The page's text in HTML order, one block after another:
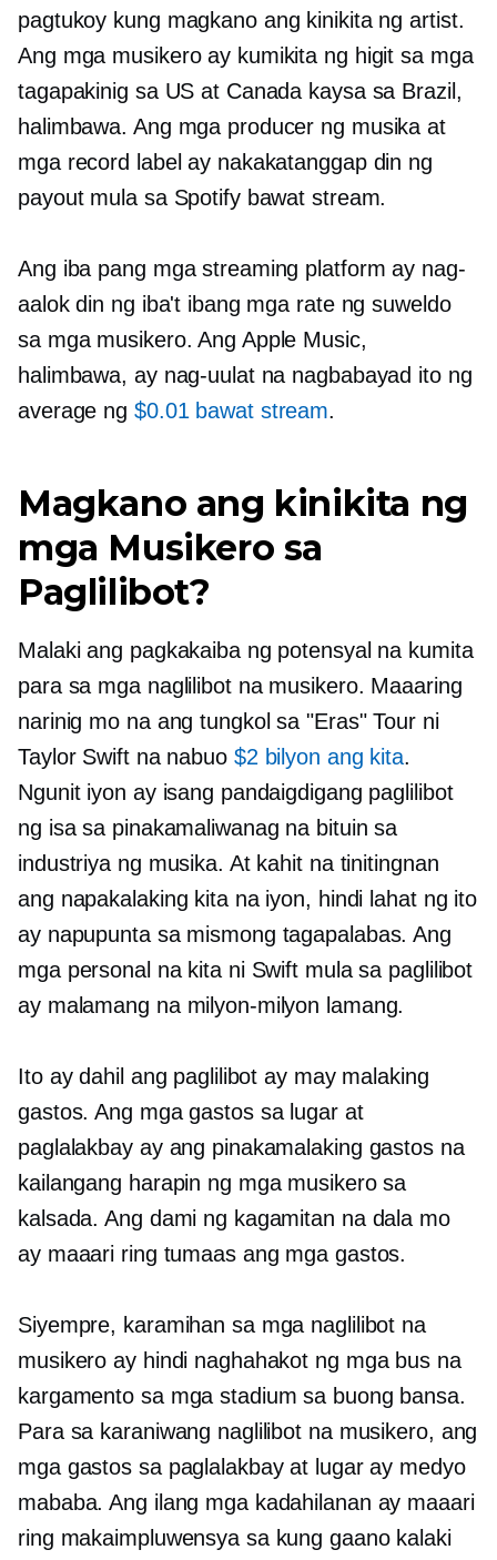
pagtukoy kung magkano ang kinikita ng artist.
Ang mga musikero ay kumikita ng higit sa mga
tagapakinig sa US at Canada kaysa sa Brazil,
halimbawa. Ang mga producer ng musika at
mga record label ay nakakatanggap din ng
payout mula sa Spotify bawat stream.
Ang iba pang mga streaming platform ay nag-
aalok din ng iba't ibang mga rate ng suweldo
sa mga musikero. Ang Apple Music,
halimbawa, ay nag-uulat na nagbabayad ito ng
average ng $0.01 bawat stream.
Magkano ang kinikita ng
mga Musikero sa
Paglilibot?
Malaki ang pagkakaiba ng potensyal na kumita
para sa mga naglilibot na musikero. Maaaring
narinig mo na ang tungkol sa "Eras" Tour ni
Taylor Swift na nabuo $2 bilyon ang kita.
Ngunit iyon ay isang pandaigdigang paglilibot
ng isa sa pinakamaliwanag na bituin sa
industriya ng musika. At kahit na tinitingnan
ang napakalaking kita na iyon, hindi lahat ng ito
ay napupunta sa mismong tagapalabas. Ang
mga personal na kita ni Swift mula sa paglilibot
ay malamang na milyon-milyon lamang.
Ito ay dahil ang paglilibot ay may malaking
gastos. Ang mga gastos sa lugar at
paglalakbay ay ang pinakamalaking gastos na
kailangang harapin ng mga musikero sa
kalsada. Ang dami ng kagamitan na dala mo
ay maaari ring tumaas ang mga gastos.
Siyempre, karamihan sa mga naglilibot na
musikero ay hindi naghahakot ng mga bus na
kargamento sa mga stadium sa buong bansa.
Para sa karaniwang naglilibot na musikero, ang
mga gastos sa paglalakbay at lugar ay medyo
mababa. Ang ilang mga kadahilanan ay maaari
ring makaimpluwensya sa kung gaano kalaki